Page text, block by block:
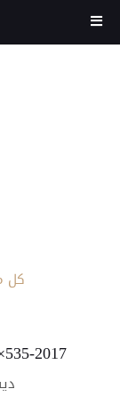
كل
2017-Chevrolet-Cruze-Premier-104-876×535